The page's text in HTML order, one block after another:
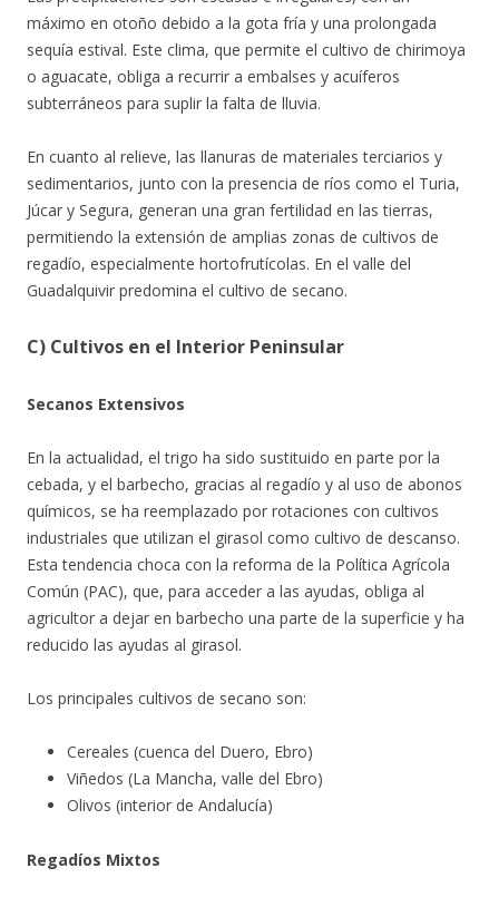
máximo en otoño debido a la gota fría y una prolongada
sequía estival. Este clima, que permite el cultivo de chirimoya
o aguacate, obliga a recurrir a embalses y acuíferos
subterráneos para suplir la falta de lluvia.
En cuanto al relieve, las llanuras de materiales terciarios y
sedimentarios, junto con la presencia de ríos como el Turia,
Júcar y Segura, generan una gran fertilidad en las tierras,
permitiendo la extensión de amplias zonas de cultivos de
regadío, especialmente hortofrutícolas. En el valle del
Guadalquivir predomina el cultivo de secano.
C) Cultivos en el Interior Peninsular
Secanos Extensivos
En la actualidad, el trigo ha sido sustituido en parte por la
cebada, y el barbecho, gracias al regadío y al uso de abonos
químicos, se ha reemplazado por rotaciones con cultivos
industriales que utilizan el girasol como cultivo de descanso.
Esta tendencia choca con la reforma de la Política Agrícola
Común (PAC), que, para acceder a las ayudas, obliga al
agricultor a dejar en barbecho una parte de la superficie y ha
reducido las ayudas al girasol.
Los principales cultivos de secano son:
Cereales (cuenca del Duero, Ebro)
Viñedos (La Mancha, valle del Ebro)
Olivos (interior de Andalucía)
Regadíos Mixtos